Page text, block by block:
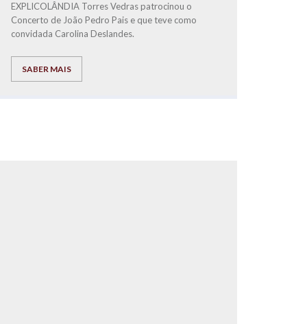
EXPLICOLÂNDIA Torres Vedras patrocinou o
Concerto de João Pedro Pais e que teve como
convidada Carolina Deslandes.
SABER MAIS